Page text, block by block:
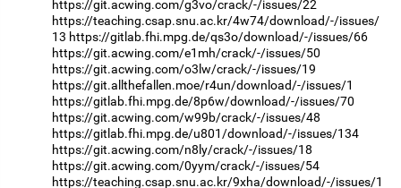
https://git.acwing.com/g3vo/crack/-/issues/22
https://teaching.csap.snu.ac.kr/4w74/download/-/issues/
13 https://gitlab.fhi.mpg.de/qs3o/download/-/issues/66
https://git.acwing.com/e1mh/crack/-/issues/50
https://git.acwing.com/o3lw/crack/-/issues/19
https://git.allthefallen.moe/r4un/download/-/issues/1
https://gitlab.fhi.mpg.de/8p6w/download/-/issues/70
https://git.acwing.com/w99b/crack/-/issues/48
https://gitlab.fhi.mpg.de/u801/download/-/issues/134
https://git.acwing.com/n8ly/crack/-/issues/18
https://git.acwing.com/0yym/crack/-/issues/54
https://teaching.csap.snu.ac.kr/9xha/download/-/issues/1